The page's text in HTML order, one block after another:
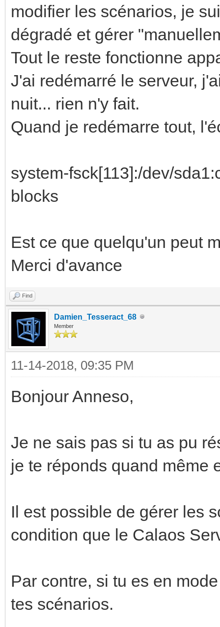
modifier les scénarios, je
dégradé et gérer
Tout le reste fonctionne
J'ai redémarré le serveur,
nuit... rien n'y fait.
Quand je redémarre tout,
system-fsck[113]:/dev/
blocks
Est ce que quelqu'un peut
Merci d'avance
Find
Damien_Tesseract_68
Member
11-14-2018, 09:35 PM
Bonjour Anneso,
Je ne sais pas si tu as pu
je te réponds quand même
Il est possible de gérer les
condition que le Calaos
Par contre, si tu es en
tes scénarios.